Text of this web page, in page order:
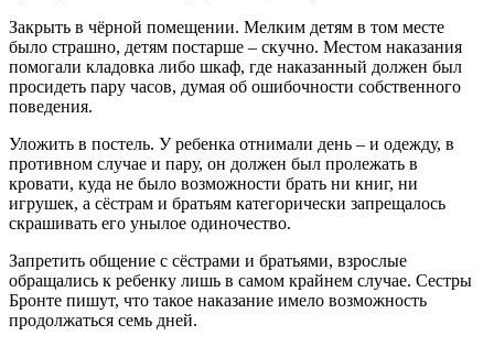
Закрыть в чёрной помещении. Мелким детям в том месте
было страшно, детям постарше – скучно. Местом наказания
помогали кладовка либо шкаф, где наказанный должен был
просидеть пару часов, думая об ошибочности собственного
поведения.
Уложить в постель. У ребенка отнимали день – и одежду, в
противном случае и пару, он должен был пролежать в
кровати, куда не было возможности брать ни книг, ни
игрушек, а сёстрам и братьям категорически запрещалось
скрашивать его унылое одиночество.
Запретить общение с сёстрами и братьями, взрослые
обращались к ребенку лишь в самом крайнем случае. Сестры
Бронте пишут, что такое наказание имело возможность
продолжаться семь дней.